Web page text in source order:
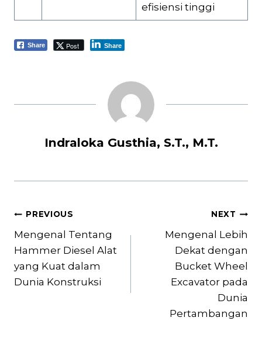
efisiensi tinggi
Share Post Share
Indraloka Gusthia, S.T., M.T.
Post
navigation
PREVIOUS
Mengenal Tentang
Hammer Diesel Alat
yang Kuat dalam
Dunia Konstruksi
NEXT
Mengenal Lebih
Dekat dengan
Bucket Wheel
Excavator pada
Dunia
Pertambangan